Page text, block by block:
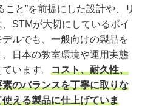
と”を前提にした設計や、リ
STMが大切にしているポイ
ルでも、一般向けの製品を
日本の教室環境や運用実態
います。 コスト、耐久性、
のバランスを丁寧に取りな
える製品に仕上げていま